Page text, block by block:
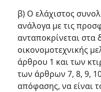
β) Ο ελάχιστος
ανάλογα με τις
ανταποκρίνεται στα
οικονομοτεχνικής
άρθρου 1 και των
των άρθρων 7, 8, 9,
απόφασης, να είναι